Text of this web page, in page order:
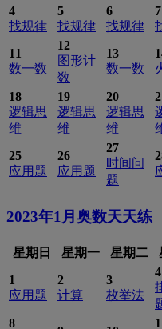
4
找规律
5
找规律
6
找规律
7
11
数一数
12
图形计
数
13
数一数
18
逻辑思
维
19
逻辑思
维
20
逻辑思
维
25
应用题
26
应用题
27
时间问
题
2023年1月 奥数天天练
星期日 星期一 星期二
1
应用题
2
计算
3
枚举法
4
8